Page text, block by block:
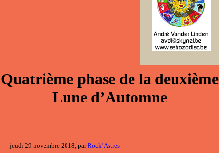
Quatrième phase de la deuxième
Lune d’Automne
jeudi 29 novembre 2018, parRock’Astres